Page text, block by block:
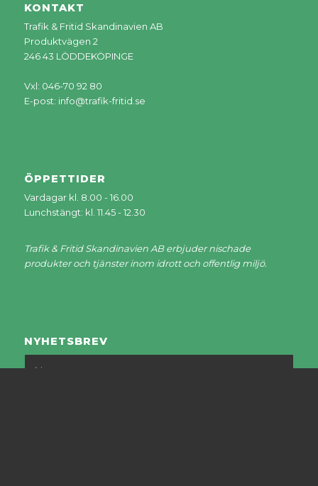
KONTAKT
Trafik & Fritid Skandinavien AB
Produktvägen 2
246 43 LÖDDEKÖPINGE
Vxl: 046-70 92 80
E-post: info@trafik-fritid.se
ÖPPETTIDER
Vardagar kl. 8.00 - 16.00
Lunchstängt: kl. 11.45 - 12.30
Trafik & Fritid Skandinavien AB erbjuder nischade
produkter och tjänster inom idrott och offentlig miljö.
NYHETSBREV